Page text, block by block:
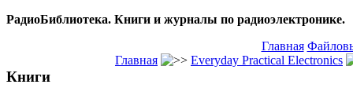
РадиоБиблиотека. Книги и журналы по радиоэлектронике.
Главная
Книги
Главная Everyday Practical Electronics